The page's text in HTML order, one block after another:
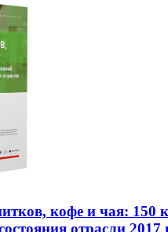
кофе и чая: 150
отрасли 2017